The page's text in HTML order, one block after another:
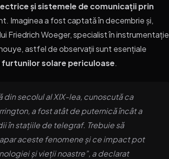
și sistemele de comunicații prin
Imaginea a fost captată în decembrie și,
Friedrich Woeger, specialist în instrumentație
astfel de observații sunt esențiale
solare periculoase.
din secolul al XIX-lea, cunoscută ca
a fost atât de puternică încât a
în stațiile de telegraf. Trebuie să
aceste fenomene și ce impact pot
și vieții noastre”, a declarat